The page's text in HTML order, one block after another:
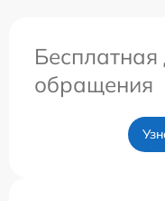
Бесплатная
обращения